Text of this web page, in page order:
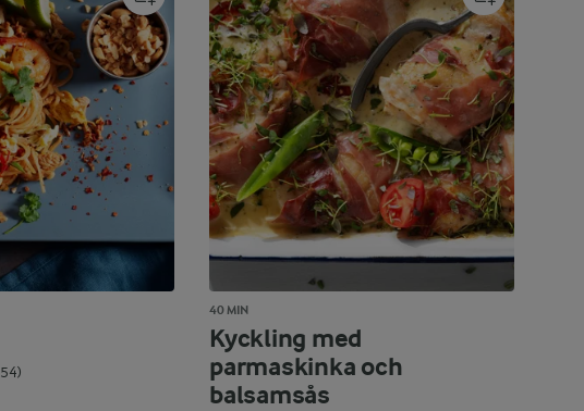
40 MIN
Kyckling med
parmaskinka och
balsamsås